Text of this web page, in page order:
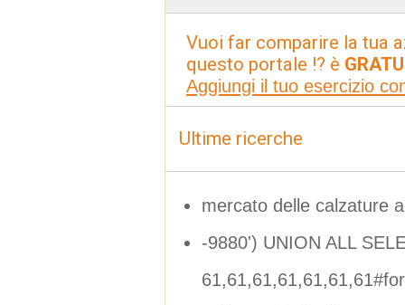
Vuoi far comparire la tua
questo portale !? è
Aggiungi il tuo esercizio
Ultime ricerche
mercato delle calzature
-9880') UNION ALL